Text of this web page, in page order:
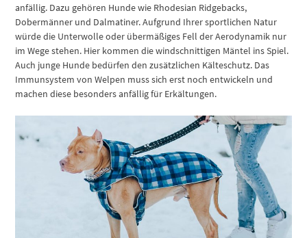
anfällig. Dazu gehören Hunde wie Rhodesian Ridgebacks,
Dobermänner und Dalmatiner. Aufgrund Ihrer sportlichen Natur
würde die Unterwolle oder übermäßiges Fell der Aerodynamik nur
im Wege stehen. Hier kommen die windschnittigen Mäntel ins Spiel.
Auch junge Hunde bedürfen den zusätzlichen Kälteschutz. Das
Immunsystem von Welpen muss sich erst noch entwickeln und
machen diese besonders anfällig für Erkältungen.